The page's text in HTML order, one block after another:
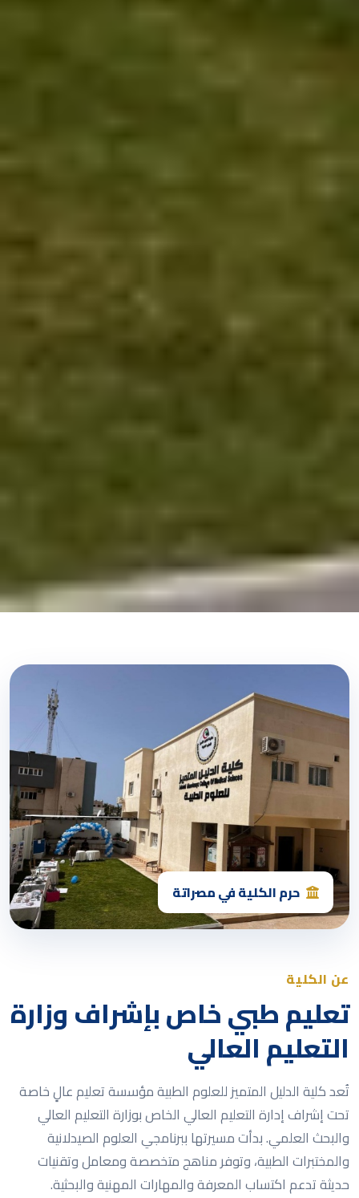
حرم الكلية في مصراتة
عن الكلية
تعليم طبي خاص بإشراف وزارة
التعليم العالي
تُعد كلية الدليل المتميز للعلوم الطبية مؤسسة تعليم عالٍ خاصة
تحت إشراف إدارة التعليم العالي الخاص بوزارة التعليم العالي
والبحث العلمي. بدأت مسيرتها ببرنامجي العلوم الصيدلانية
والمختبرات الطبية، وتوفر مناهج متخصصة ومعامل وتقنيات
حديثة تدعم اكتساب المعرفة والمهارات المهنية والبحثية.